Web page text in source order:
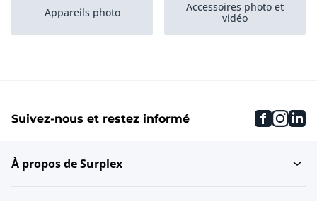
Appareils photo
Accessoires photo et
vidéo
Pieds et soutiens Caméras vidéo
Suivez-nous et restez informé
À propos de Surplex